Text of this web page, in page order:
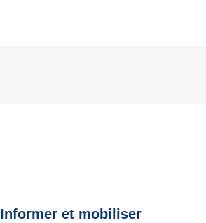
Informer et mobiliser